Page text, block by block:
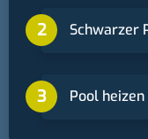
Schwarzer
Pool